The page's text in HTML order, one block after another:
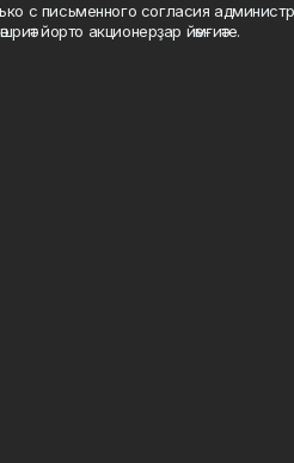
с письменного согласия
йорто акционерҙар йәмғиәте.